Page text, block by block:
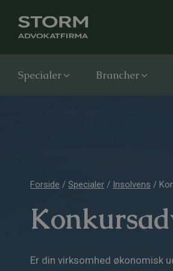
Specialer Brancher
Forside / Specialer / Insolvens /
Er din virksomhed økonomisk